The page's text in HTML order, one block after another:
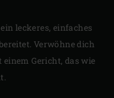
leckeres, einfaches
Verwöhne dich
Gericht, das wie